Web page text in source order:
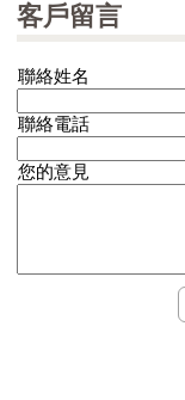
客戶留言
聯絡姓名
聯絡電話
您的意見